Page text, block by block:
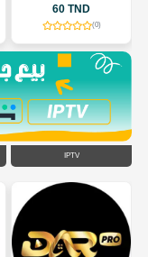
POUR CHIENS ET CHATS
60 TND
(0)
IPTV